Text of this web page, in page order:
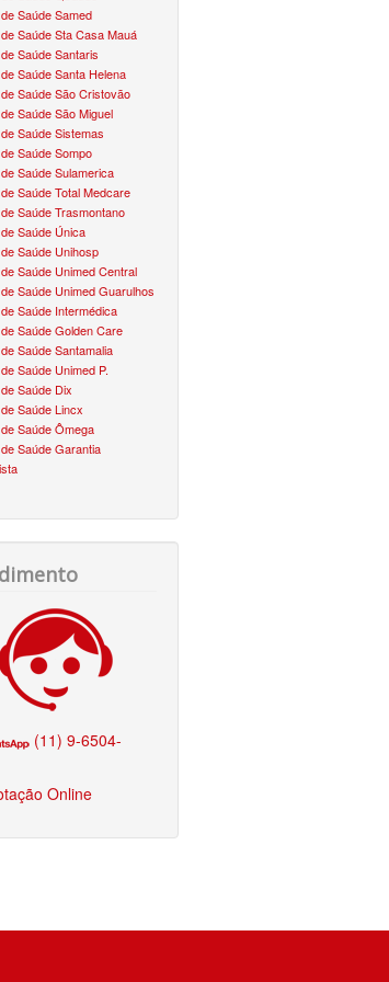
MAUÁ
MOGI DAS CRUZES
OSASCO
POÁ
RIBEIRÃO PIRES
SANTA ISABEL
SANTO ANDRÉ
SUZANO
TABOÃO DA SERRA
SULAMERICA
UNIODONTO
UNIMED
Saúde Samed
Saúde Sta Casa Mauá
Saúde Santaris
Saúde Santa Helena
Saúde São Cristovão
Saúde São Miguel
Saúde Sistemas
Saúde Sompo
Saúde Sulamerica
Saúde Total Medcare
Saúde Trasmontano
Saúde Única
Saúde Unihosp
Saúde Unimed Central
Saúde Unimed Guarulhos
Saúde Intermédica
Saúde Golden Care
Saúde Santamalia
Saúde Unimed P.
Saúde Dix
Saúde Lincx
Saúde Ômega
Saúde Garantia
(11) 9-6504-
Online